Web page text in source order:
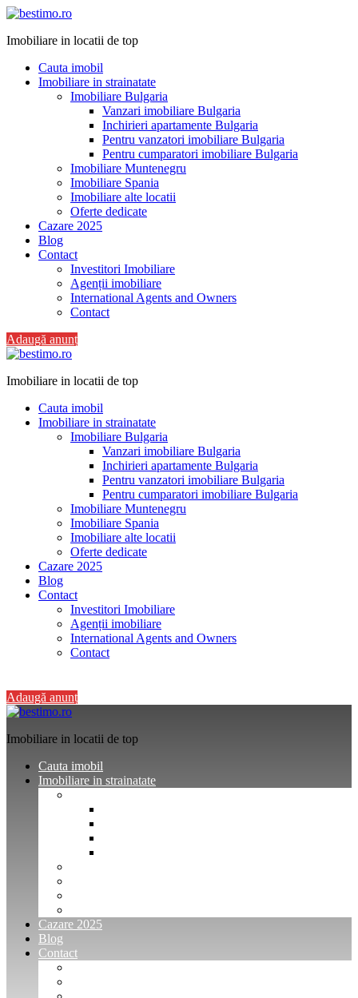
Imobiliare in locatii de top
Cauta imobil
Imobiliare in strainatate
Imobiliare Bulgaria
Vanzari imobiliare Bulgaria
Inchirieri apartamente Bulgaria
Pentru vanzatori imobiliare Bulgaria
Pentru cumparatori imobiliare Bulgaria
Imobiliare Muntenegru
Imobiliare Spania
Imobiliare alte locatii
Oferte dedicate
Cazare 2025
Blog
Contact
Investitori Imobiliare
Agenții imobiliare
International Agents and Owners
Contact
Adaugă anunț
Imobiliare in locatii de top
Cauta imobil
Imobiliare in strainatate
Imobiliare Bulgaria
Vanzari imobiliare Bulgaria
Inchirieri apartamente Bulgaria
Pentru vanzatori imobiliare Bulgaria
Pentru cumparatori imobiliare Bulgaria
Imobiliare Muntenegru
Imobiliare Spania
Imobiliare alte locatii
Oferte dedicate
Cazare 2025
Blog
Contact
Investitori Imobiliare
Agenții imobiliare
International Agents and Owners
Contact
Adaugă anunț
Imobiliare in locatii de top
Cauta imobil
Imobiliare in strainatate
Cazare 2025
Blog
Contact